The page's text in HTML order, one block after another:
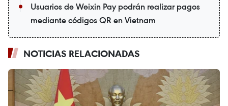
Usuarios de Weixin Pay podrán realizar pagos
mediante códigos QR en Vietnam
NOTICIAS RELACIONADAS